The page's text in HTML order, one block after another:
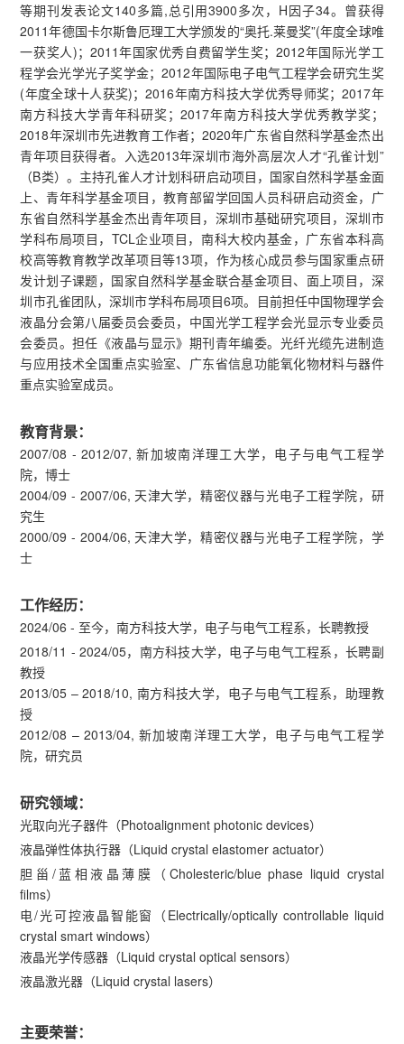
等期刊发表论文140多篇,总引用3900多次，H因子34。曾获得
2011年德国卡尔斯鲁厄理工大学颁发的“奥托.莱曼奖”(年度全球唯
一获奖人)；2011年国家优秀自费留学生奖；2012年国际光学工
程学会光学光子奖学金；2012年国际电子电气工程学会研究生奖
(年度全球十人获奖)；2016年南方科技大学优秀导师奖；2017年
南方科技大学青年科研奖；2017年南方科技大学优秀教学奖；
2018年深圳市先进教育工作者；2020年广东省自然科学基金杰出
青年项目获得者。入选2013年深圳市海外高层次人才“孔雀计划”
（B类）。主持孔雀人才计划科研启动项目，国家自然科学基金面
上、青年科学基金项目，教育部留学回国人员科研启动资金，广
东省自然科学基金杰出青年项目，深圳市基础研究项目，深圳市
学科布局项目，TCL企业项目，南科大校内基金，广东省本科高
校高等教育教学改革项目等13项，作为核心成员参与国家重点研
发计划子课题，国家自然科学基金联合基金项目、面上项目，深
圳市孔雀团队，深圳市学科布局项目6项。目前担任中国物理学会
液晶分会第八届委员会委员，中国光学工程学会光显示专业委员
会委员。担任《液晶与显示》期刊青年编委。光纤光缆先进制造
与应用技术全国重点实验室、广东省信息功能氧化物材料与器件
重点实验室成员。
教育背景：
2007/08 - 2012/07, 新加坡南洋理工大学，电子与电气工程学
院，博士
2004/09 - 2007/06, 天津大学，精密仪器与光电子工程学院，研
究生
2000/09 - 2004/06, 天津大学，精密仪器与光电子工程学院，学
士
工作经历：
2024/06 - 至今，南方科技大学，电子与电气工程系，长聘教授
2018/11 - 2024/05，南方科技大学，电子与电气工程系，长聘副
教授
2013/05 – 2018/10, 南方科技大学，电子与电气工程系，助理教
授
2012/08 – 2013/04, 新加坡南洋理工大学，电子与电气工程学
院，研究员
研究领域：
光取向光子器件（Photoalignment photonic devices）
液晶弹性体执行器（Liquid crystal elastomer actuator）
胆甾/蓝相液晶薄膜（Cholesteric/blue phase liquid crystal
films）
电/光可控液晶智能窗（Electrically/optically controllable liquid
crystal smart windows）
液晶光学传感器（Liquid crystal optical sensors）
液晶激光器（Liquid crystal lasers）
主要荣誉：